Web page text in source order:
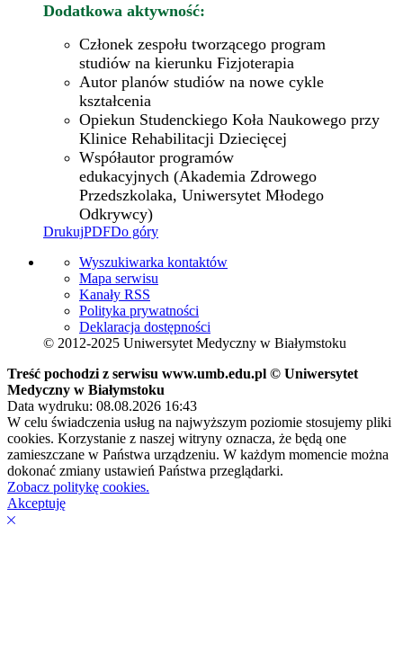
Dodatkowa aktywność:
Członek zespołu tworzącego program
studiów na kierunku Fizjoterapia
Autor planów studiów na nowe cykle
kształcenia
Opiekun Studenckiego Koła Naukowego przy
Klinice Rehabilitacji Dziecięcej
Współautor programów
edukacyjnych (Akademia Zdrowego
Przedszkolaka, Uniwersytet Młodego
Odkrywcy)
DrukujPDFDo góry
Wyszukiwarka kontaktów
Mapa serwisu
Kanały RSS
Polityka prywatności
Deklaracja dostępności
© 2012-2025 Uniwersytet Medyczny w Białymstoku
Treść pochodzi z serwisu www.umb.edu.pl © Uniwersytet
Medyczny w Białymstoku
Data wydruku: 08.08.2026 16:43
W celu świadczenia usług na najwyższym poziomie stosujemy pliki
cookies. Korzystanie z naszej witryny oznacza, że będą one
zamieszczane w Państwa urządzeniu. W każdym momencie można
dokonać zmiany ustawień Państwa przeglądarki.
Zobacz politykę cookies.
Akceptuję